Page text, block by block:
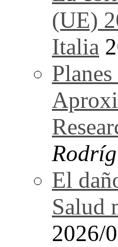
(UE)
Italia
El
Salud
2026/